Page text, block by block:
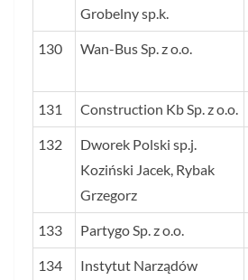
Grobelny sp.k.
130 Wan-Bus Sp. z o.o.
131 Construction Kb Sp. z o.o.
132
Dworek Polski sp.j.
Koziński Jacek, Rybak
Grzegorz
133 Partygo Sp. z o.o.
134
Instytut Narządów